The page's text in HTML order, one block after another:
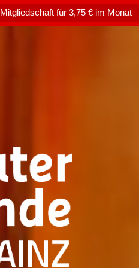
Mitgliedschaft für 3,75 € im Monat